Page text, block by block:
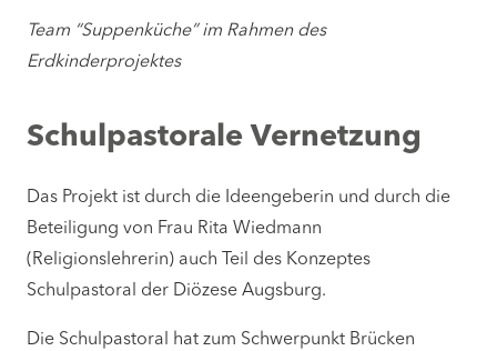
Team “Suppenküche” im Rahmen des
Erdkinderprojektes
Schulpastorale Vernetzung
Das Projekt ist durch die Ideengeberin und durch die
Beteiligung von Frau Rita Wiedmann
(Religionslehrerin) auch Teil des Konzeptes
Schulpastoral der Diözese Augsburg.
Die Schulpastoral hat zum Schwerpunkt Brücken